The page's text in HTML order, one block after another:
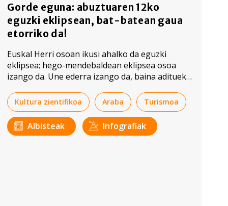
Gorde eguna: abuztuaren 12ko
eguzki eklipsean, bat-batean gaua
etorriko da!
Euskal Herri osoan ikusi ahalko da eguzki
eklipsea; hego-mendebaldean eklipsea osoa
izango da. Une ederra izango da, baina adituek
herritarrei.
Kultura zientifikoa Araba Turismoa
Albisteak Infografiak